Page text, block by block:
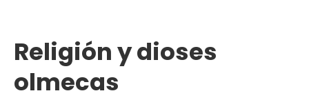
Religión y dioses
olmecas